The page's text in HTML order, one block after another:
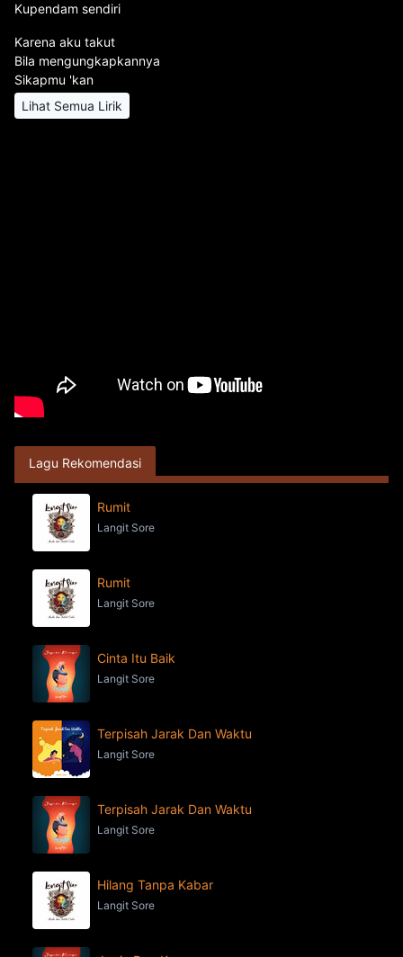
Kupendam sendiri
Karena aku takut
Bila mengungkapkannya
Sikapmu 'kan
Lihat Semua Lirik
Lagu Rekomendasi
Rumit
Langit Sore
Rumit
Langit Sore
Cinta Itu Baik
Langit Sore
Terpisah Jarak Dan Waktu
Langit Sore
Terpisah Jarak Dan Waktu
Langit Sore
Hilang Tanpa Kabar
Langit Sore